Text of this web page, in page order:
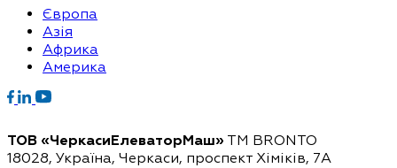
Європа
Азія
Африка
Америка
ТОВ «ЧеркасиЕлеваторМаш» ТМ BRONTO
18028, Україна, Черкаси, проспект Хіміків, 7А